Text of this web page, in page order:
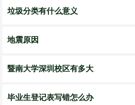
垃圾分类有什么意义
地震原因
暨南大学深圳校区有多大
毕业生登记表写错怎么办